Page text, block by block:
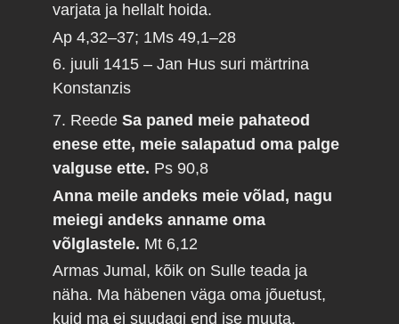
varjata ja hellalt hoida.
Ap 4,32–37; 1Ms 49,1–28
6. juuli 1415 – Jan Hus suri märtrina
Konstanzis
7. ReedeSa paned meie pahateod
enese ette, meie salapatud oma palge
valguse ette. Ps 90,8
Anna meile andeks meie võlad, nagu
meiegi andeks anname oma
võlglastele. Mt 6,12
Armas Jumal, kõik on Sulle teada ja
näha. Ma häbenen väga oma jõuetust,
kuid ma ei suudagi end ise muuta.